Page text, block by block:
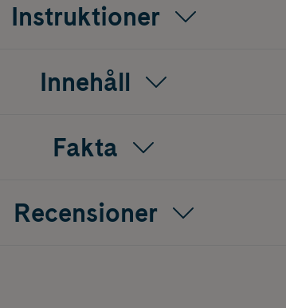
Instruktioner
Innehåll
Fakta
Recensioner